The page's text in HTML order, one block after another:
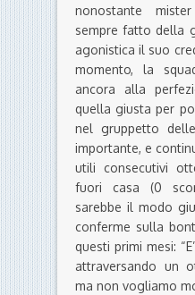
nonostante
sempre fatto della
agonistica il suo
momento, la
ancora alla
quella giusta per
nel gruppetto
importante, e
utili consecutivi
fuori casa (0
sarebbe il modo
conferme sulla
questi primi mesi:
attraversando un
ma non vogliamo